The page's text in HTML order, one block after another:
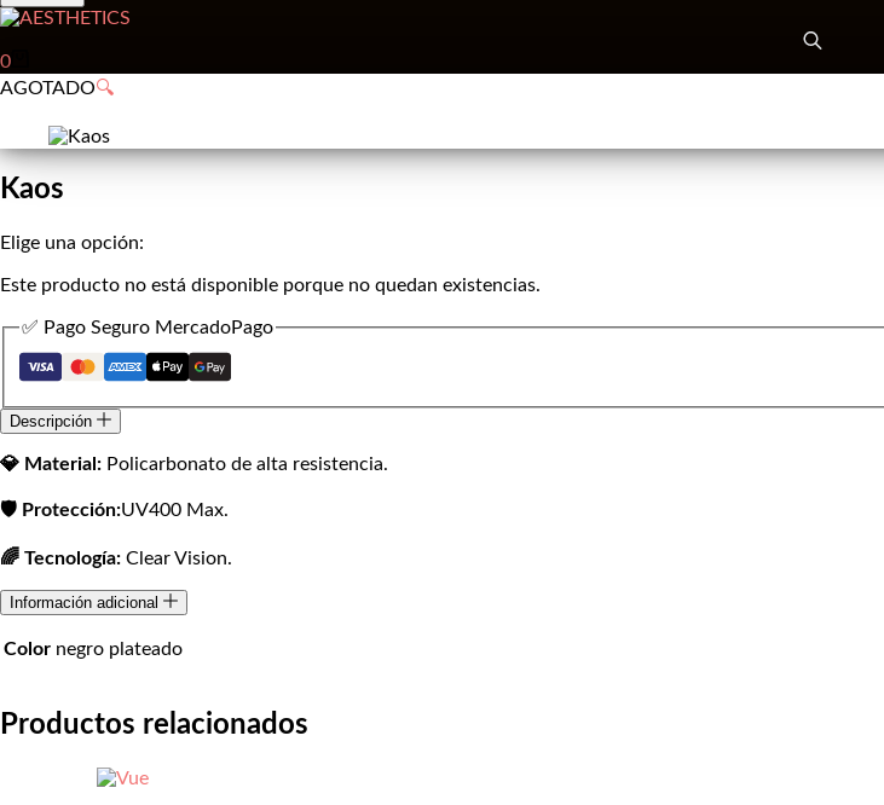
Carro
de
0
AGOTADO🔍
Kaos
Elige una opción:
Este producto no está disponible porque no quedan existencias.
✅ Pago Seguro MercadoPago
Descripción
💎 Material: Policarbonato de alta resistencia.
🛡️ Protección:UV400 Max.
🌈 Tecnología: Clear Vision.
Información adicional
Color negro plateado
Productos relacionados